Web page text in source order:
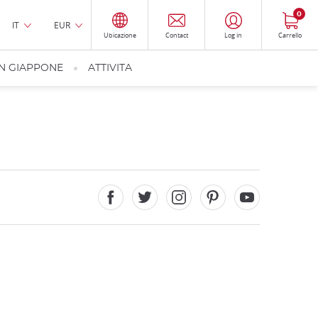
IT EUR
Ubicazione Contact Log in Carrello
0
GIAPPONE ATTIVITA